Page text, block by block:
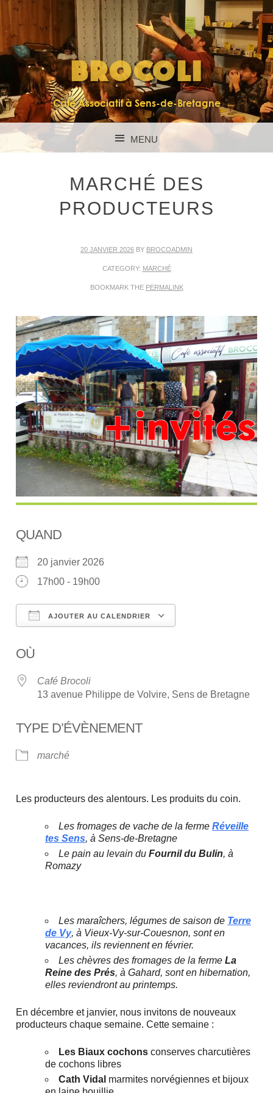
BROCOLI
Café Associatif à Sens-de-Bretagne
MENU
MARCHÉ DES
PRODUCTEURS
20 JANVIER 2026 BY BROCOADMIN
CATEGORY: MARCHÉ
BOOKMARK THE PERMALINK
QUAND
20 janvier 2026
17h00 - 19h00
AJOUTER AU CALENDRIER
OÙ
Café Brocoli
13 avenue Philippe de Volvire, Sens de Bretagne
TYPE D’ÉVÈNEMENT
marché
Les producteurs des alentours. Les produits du coin.
Les fromages de vache de la fermeRéveille
tes Sens, à Sens-de-Bretagne
Le pain au levain duFournil du Bulin, à
Romazy
Les maraîchers, légumes de saison de Terre
de Vy, à Vieux-Vy-sur-Couesnon, sont en
vacances, ils reviennent en février.
Les chèvres des fromages de la fermeLa
Reine des Prés, à Gahard, sont en hibernation,
elles reviendront au printemps.
En décembre et janvier, nous invitons de nouveaux
producteurs chaque semaine. Cette semaine :
Les Biaux cochons conserves charcutières
de cochons libres
Cath Vidal marmites norvégiennes et bijoux